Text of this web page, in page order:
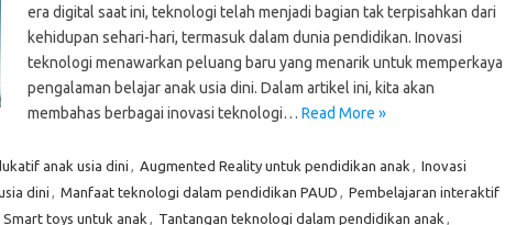
era digital saat ini, teknologi telah menjadi bagian tak terpisahkan dari
kehidupan sehari-hari, termasuk dalam dunia pendidikan. Inovasi
teknologi menawarkan peluang baru yang menarik untuk memperkaya
pengalaman belajar anak usia dini. Dalam artikel ini, kita akan
membahas berbagai inovasi teknologi… Read More »
anak usia dini , Augmented Reality untuk pendidikan anak , Inovasi
dini , Manfaat teknologi dalam pendidikan PAUD , Pembelajaran interaktif
Smart toys untuk anak , Tantangan teknologi dalam pendidikan anak ,